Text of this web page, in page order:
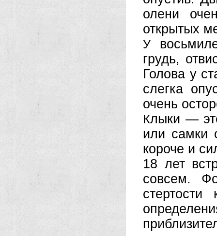
олени
открытых
У
грудь,
Голова у
слегка
очень
Клыки —
или самки
короче и
18 лет
совсем.